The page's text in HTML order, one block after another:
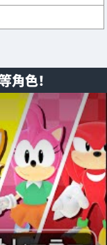
角色！